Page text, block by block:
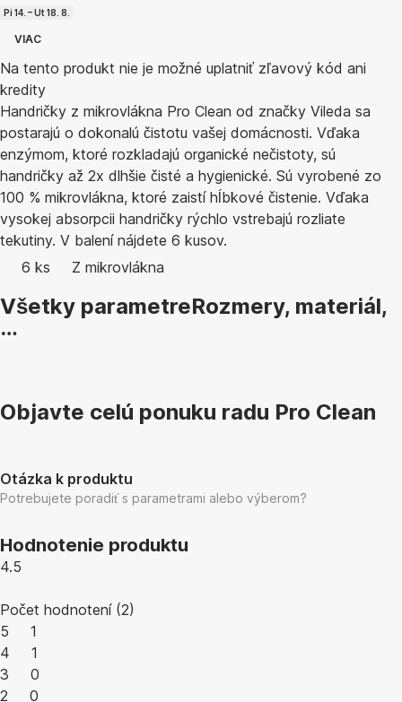
Pi 14. – Ut 18. 8.
VIAC
Na tento produkt nie je možné uplatniť zľavový kód ani
kredity
Handričky z mikrovlákna Pro Clean od značky Vileda sa
postarajú o dokonalú čistotu vašej domácnosti. Vďaka
enzýmom, ktoré rozkladajú organické nečistoty, sú
handričky až 2x dlhšie čisté a hygienické. Sú vyrobené zo
100 % mikrovlákna, ktoré zaistí hĺbkové čistenie. Vďaka
vysokej absorpcii handričky rýchlo vstrebajú rozliate
tekutiny. V balení nájdete 6 kusov.
6 ks
Z mikrovlákna
Všetky parametreRozmery, materiál,
…
Objavte celú ponuku radu Pro Clean
Otázka k produktu
Potrebujete poradiť s parametrami alebo výberom?
Hodnotenie produktu
4.5
Počet hodnotení(2)
5
1
4
1
3
0
2
0